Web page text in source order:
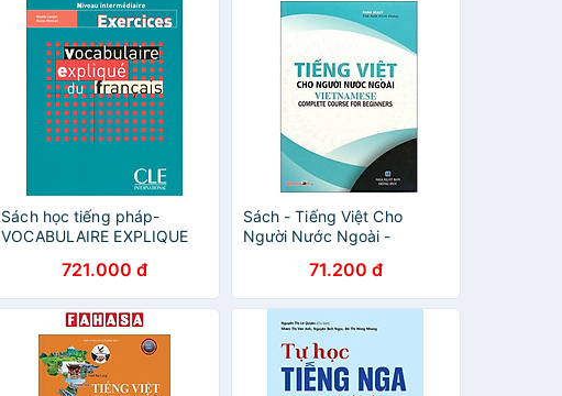
Sách học tiếng pháp-
VOCABULAIRE EXPLIQUE
INTERMEDIAIRE EXERCICES
721.000 đ
Sách - Tiếng Việt Cho
Người Nước Ngoài -
Course For Beginners (Tái
Bản 2025)
71.200 đ